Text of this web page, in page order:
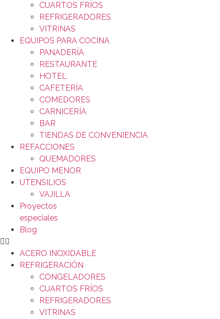
CUARTOS FRÍOS
REFRIGERADORES
VITRINAS
EQUIPOS PARA COCINA
PANADERÍA
RESTAURANTE
HOTEL
CAFETERÍA
COMEDORES
CARNICERÍA
BAR
TIENDAS DE CONVENIENCIA
REFACCIONES
QUEMADORES
EQUIPO MENOR
UTENSILIOS
VAJILLA
Proyectos
especiales
Blog
ACERO INOXIDABLE
REFRIGERACIÓN
CONGELADORES
CUARTOS FRÍOS
REFRIGERADORES
VITRINAS